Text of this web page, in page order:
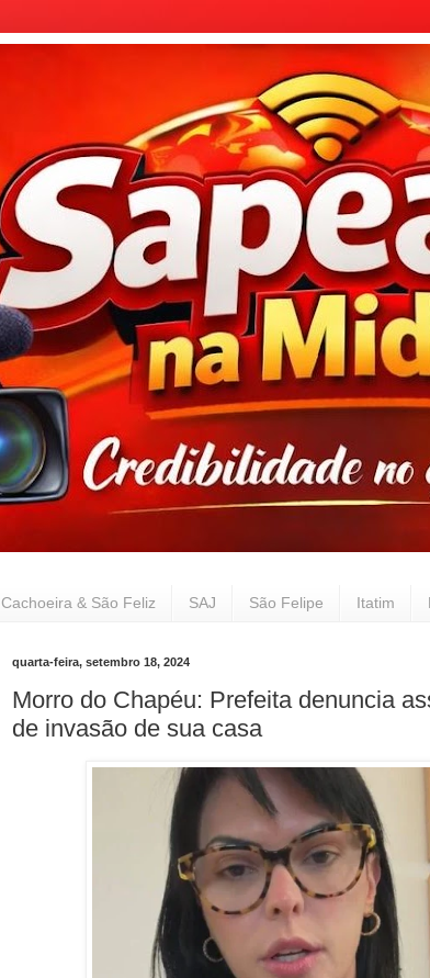
Cachoeira & São Feliz SAJ São Felipe Itatim
quarta-feira, setembro 18, 2024
Morro do Chapéu: Prefeita denuncia
de invasão de sua casa